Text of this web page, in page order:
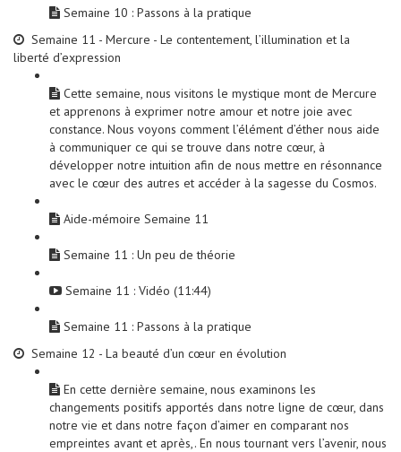
Semaine 10 : Passons à la pratique
Semaine 11 - Mercure - Le contentement, l’illumination et la
liberté d’expression
Cette semaine, nous visitons le mystique mont de Mercure
et apprenons à exprimer notre amour et notre joie avec
constance. Nous voyons comment l’élément d’éther nous aide
à communiquer ce qui se trouve dans notre cœur, à
développer notre intuition afin de nous mettre en résonnance
avec le cœur des autres et accéder à la sagesse du Cosmos.
Aide-mémoire Semaine 11
Semaine 11 : Un peu de théorie
Semaine 11 : Vidéo (11:44)
Semaine 11 : Passons à la pratique
Semaine 12 - La beauté d’un cœur en évolution
En cette dernière semaine, nous examinons les
changements positifs apportés dans notre ligne de cœur, dans
notre vie et dans notre façon d’aimer en comparant nos
empreintes avant et après,. En nous tournant vers l’avenir, nous